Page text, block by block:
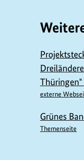
Thüringen"
externe
Grünes
Themenseite